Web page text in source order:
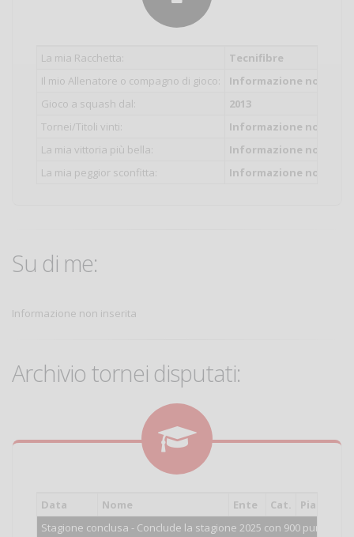
La mia Racchetta:
Tecnifibre
Il mio Allenatore o compagno di gioco:
Informazione non
Gioco a squash dal:
2013
Tornei/Titoli vinti:
Informazione non
La mia vittoria più bella:
Informazione non
La mia peggior sconfitta:
Informazione non
Su di me:
Informazione non inserita
Archivio tornei disputati:
Data Nome Ente Cat.
Stagione conclusa - Conclude la stagione 2025 con 900 punti.